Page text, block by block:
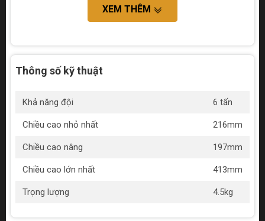
XEM THÊM
Thông số kỹ thuật
Khả năng đội 6 tấn
Chiều cao nhỏ nhất 216mm
Chiều cao nâng 197mm
Chiều cao lớn nhất 413mm
Trọng lượng 4.5kg